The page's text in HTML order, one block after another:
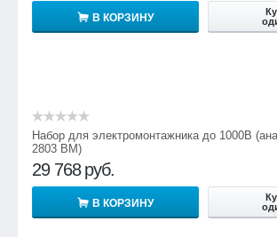
В КОРЗИНУ
Набор для электромонтажника до 1000В
2803 BM)
29 768 руб.
В КОРЗИНУ